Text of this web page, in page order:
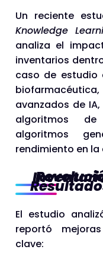
Un reciente
Knowledge
analiza el
inventarios
caso de estudio
avanzados de
algoritmos
algoritmos
rendimiento en
El estudio
reportó
clave: